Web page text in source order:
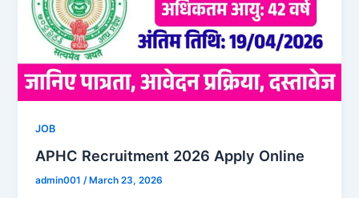
JOB
APHC Recruitment 2026 Apply Online
admin001/ March 23, 2026